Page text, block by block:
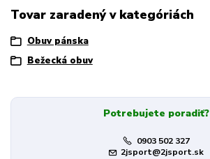
Tovar zaradený v kategóriách
Obuv pánska
Bežecká obuv
Potrebujete poradiť?
0903 502 327
2jsport@2jsport.sk